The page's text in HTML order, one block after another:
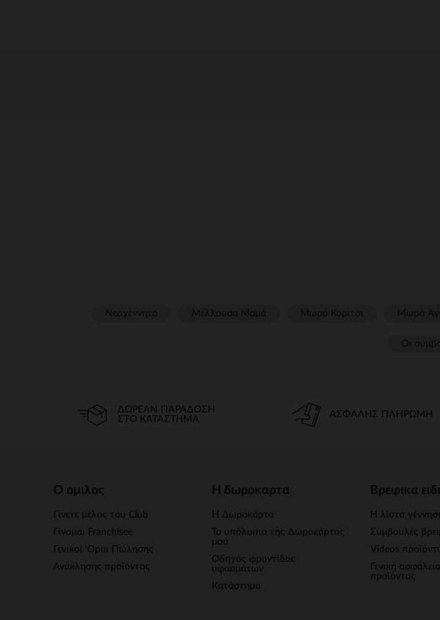
ΔΩΡΕΆΝ ΠΑΡΆΔΟΣΗ
ΣΤΟ ΚΑΤΆΣΤΗΜΑ
ΑΣΦΑΛΉΣ ΠΛΗΡΩΜΉ
Ο ομιλος
Γίνετε μέλος του Club
Γίνομαι Franchisee
Γενικοί 'Οροι Πώλησης
Ανάκλησης προϊόντος
Η δωροκαρτα
Η Δωροκάρτα
Το υπόλοιπο της Δωροκάρτας
μου
Οδηγός φροντίδας
υφασμάτων
Κατάστημα
Βρεφικα
Η λίστα
Συμβουλές
Videos
Γενική
προϊόντος